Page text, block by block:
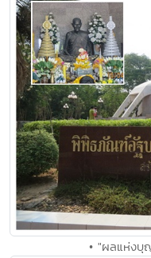
• "ผลแห่งบุ